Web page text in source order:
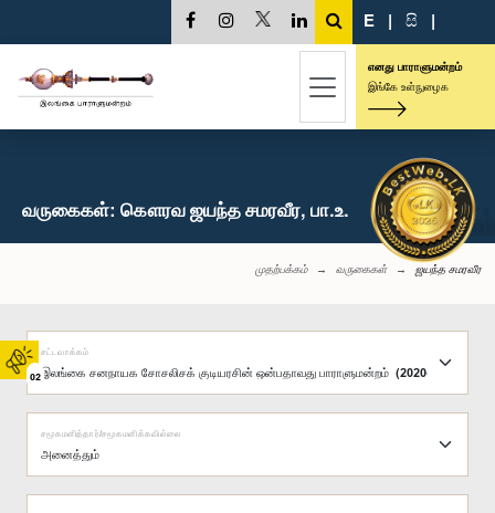
02
E | සි |
எனது பாராளுமன்றம்
இங்கே உள்நுழைக
வருகைகள்: கௌரவ ஜயந்த சமரவீர, பா.உ.
முதற்பக்கம் வருகைகள் ஜயந்த சமரவீர
சட்டவாக்கம்
சமூகமளித்தார்/சமூகமளிக்கவில்லை